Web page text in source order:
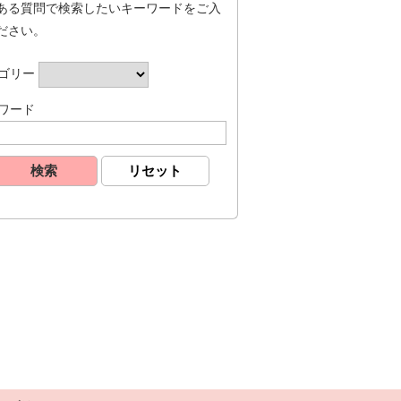
る質問で検索したいキーワードをご入
さい。
リー
ード